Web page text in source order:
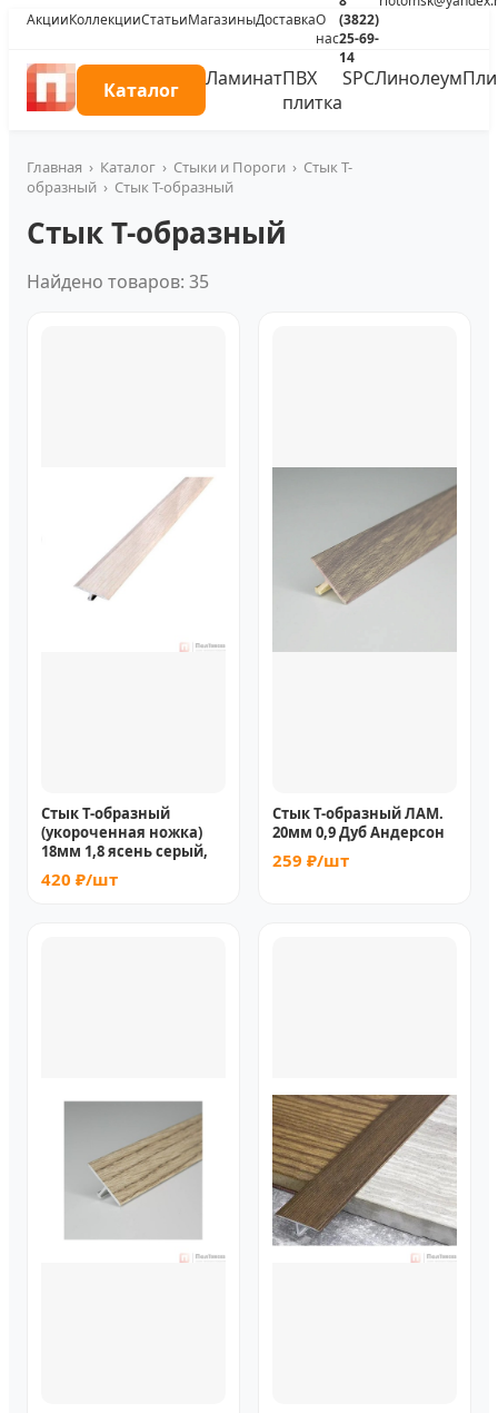
АкцииКоллекцииСтатьиМагазиныДоставкаО
нас
(3822)
25-69-
14
Каталог ЛаминатПВХ
плитка
SPCЛинолеум
Главная › Каталог › Стыки и Пороги › Стык Т-
образный › Стык Т-образный
Стык Т-образный
Найдено товаров: 35
Стык Т-образный
(укороченная ножка)
18мм 1,8 ясень серый,
420 ₽/шт
Стык Т-образный ЛАМ.
20мм 0,9 Дуб Андерсон
259 ₽/шт